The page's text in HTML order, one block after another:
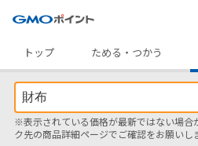
トップ
ためる・つかう
※表示されている価格が最新ではない場合
ク先の商品詳細ページでご確認をお願いし